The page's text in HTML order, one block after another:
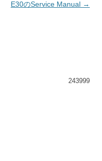
E30のService Manual →
243999